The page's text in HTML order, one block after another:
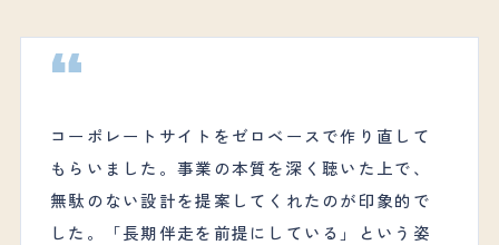
“
コーポレートサイトをゼロベースで作り直して
もらいました。事業の本質を深く聴いた上で、
無駄のない設計を提案してくれたのが印象的で
した。「長期伴走を前提にしている」という姿